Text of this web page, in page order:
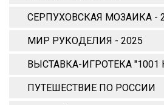
СЕРПУХОВСКАЯ МОЗАИКА -
МИР РУКОДЕЛИЯ - 2025
ВЫСТАВКА-ИГРОТЕКА "1001
ПУТЕШЕСТВИЕ ПО РОССИИ